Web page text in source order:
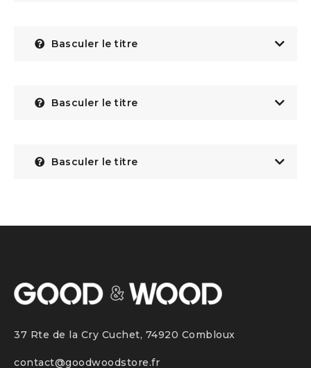
Basculer le titre
Basculer le titre
Basculer le titre
37 Rte de la Cry Cuchet, 74920 Combloux
contact@goodwoodstore.fr